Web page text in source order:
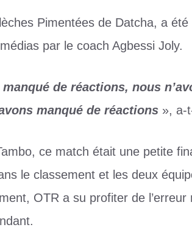
Pimentées de Datcha, a
par le coach Agbessi Joly.
de réactions, nous
manqué de réactions », a-
ce match était une petite
le classement et les deux
OTR a su profiter de